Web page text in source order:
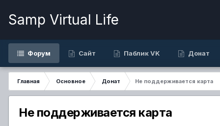
Samp Virtual Life
Форум Сайт Паблик VK Донат
Главная Основное Донат Не поддерживается карта
Не поддерживается карта